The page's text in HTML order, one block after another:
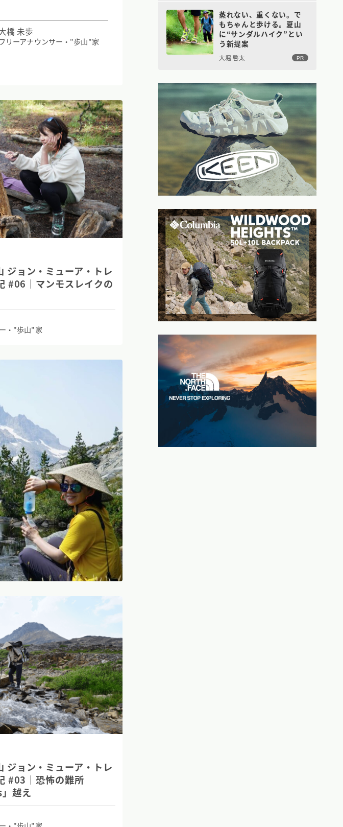
橋 未歩
フリーアナウンサー・"歩山"家
ジョン・ミューア・トレ
#06｜マンモスレイクの
・"歩山"家
ジョン・ミューア・トレ
#03｜恐怖の難所
越え
蒸れない、重くない。で
もちゃんと歩ける。夏山
に“サンダルハイク”とい
う新提案
大堀 啓太 PR